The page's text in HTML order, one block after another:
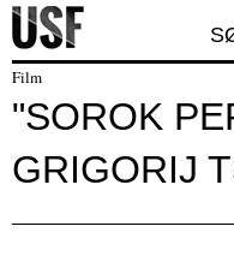
Film
"SOROK
GRIGORIJ